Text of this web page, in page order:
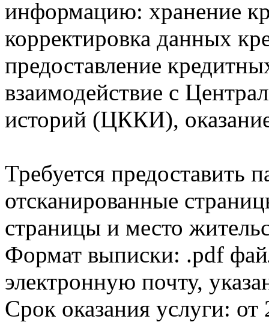
информацию: хранение
корректировка данных
предоставление
взаимодействие с
историй (ЦККИ),
Требуется предоставить
отсканированные
страницы и место
Формат выписки: .pdf
электронную почту,
Срок оказания услуги: от